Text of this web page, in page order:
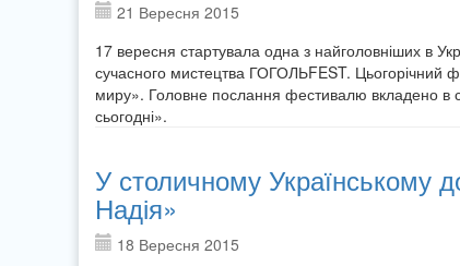
21 Вересня 2015
17 вересня стартувала одна з найголовніших в
сучасного мистецтва ГОГОЛЬFEST. Цьогорічний
миру». Головне послання фестивалю вкладено в
сьогодні».
У столичному Українському
Надія»
18 Вересня 2015